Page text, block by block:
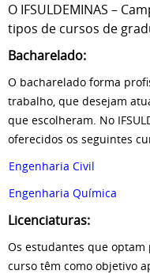
O IFSULDEMINAS –
tipos de cursos de
Bacharelado:
O bacharelado forma
trabalho, que desejam
que escolheram. No
oferecidos os seguintes
Engenharia Civil
Engenharia Química
Licenciaturas:
Os estudantes que
curso têm como objetivo